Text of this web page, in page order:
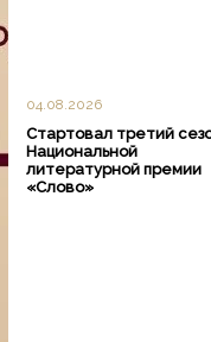
04.08.2026
Стартовал третий
Национальной
литературной премии
«Слово»